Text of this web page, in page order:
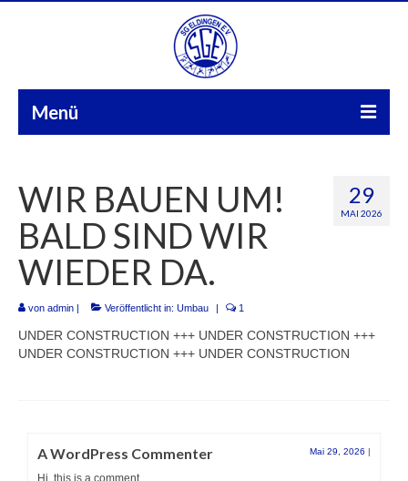
Menü
Aktuelles
Sparten
FuPa
Über uns
Kontakt
29
MAI 2026
WIR BAUEN UM!
BALD SIND WIR
WIEDER DA.
von admin | Veröffentlicht in: Umbau | 1
UNDER CONSTRUCTION +++ UNDER CONSTRUCTION +++
UNDER CONSTRUCTION +++ UNDER CONSTRUCTION
A WordPress Commenter Mai 29, 2026 |
Hi, this is a comment.